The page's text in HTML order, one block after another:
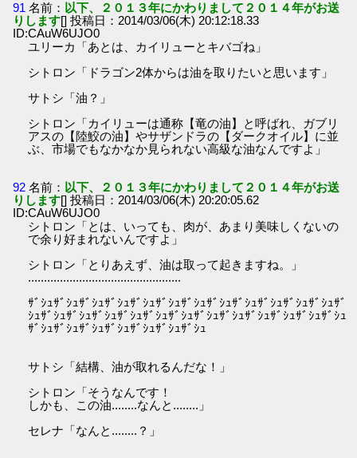
91 名前： 以下、２０１３年にかわりまして２０１４年がお送
りします[] 投稿日：2014/03/06(木) 20:12:18.33
ID:CAuW6UJO0
ユリーカ「あとは、カイリューとキバゴね」
シトロン「ドラゴン2体からは油を取りたいと思います」
サトシ「油？」
シトロン「カイリューは通称【竜の油】と呼ばれ、ガブリ
アスの【陸鮫の油】やサザンドラの【ダークオイル】に並
ぶ、市場でもなかなか見られない高級な油なんですよ」
92 名前： 以下、２０１３年にかわりまして２０１４年がお送
りします[] 投稿日：2014/03/06(木) 20:20:05.62
ID:CAuW6UJO0
シトロン「とは、いっても、肉が、あまり美味しくないの
で余り好まれないんですよ」
シトロン「とりあえず、油は取って起きますね。」
................................................
ｻﾞｼｭｻﾞｼｭｻﾞｼｭｻﾞｼｭｻﾞｼｭｻﾞｼｭｻﾞｼｭｻﾞｼｭｻﾞｼｭｻﾞｼｭｻﾞｼｭｻﾞｼｭｻﾞ
ｼｭｻﾞｼｭｻﾞｼｭｻﾞｼｭｻﾞｼｭｻﾞｼｭｻﾞｼｭｻﾞｼｭｻﾞｼｭｻﾞｼｭｻﾞｼｭｻﾞｼｭｻﾞｼｭ
ｻﾞｼｭｻﾞｼｭｻﾞｼｭｻﾞｼｭｻﾞｼｭｻﾞｼｭｻﾞｼｭ
サトシ「結構、油が取れるんだな！」
シトロン「そうなんです！
しかも、この油........なんと........」
セレナ「なんと........？」